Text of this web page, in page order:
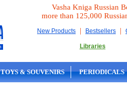
Vasha Kniga Russian
more than 125,000
New Products | Bestsellers |
Libraries
TOYS & SOUVENIRS PERIODICALS